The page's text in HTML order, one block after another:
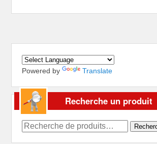
Powered by Translate
Recherche un produit
Recherche